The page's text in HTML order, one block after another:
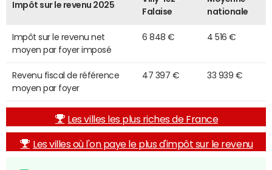
Impôt sur le revenu 2025
Falaise
nationale
Impôt sur le revenu net
moyen par foyer imposé
6 848 € 4 516 €
Revenu fiscal de référence
moyen par foyer
47 397 € 33 939 €
Les villes les plus riches de France
Les villes où l'on paye le plus d'impôt sur le revenu